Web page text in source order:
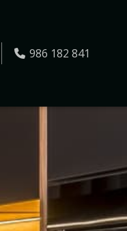
986 182 841